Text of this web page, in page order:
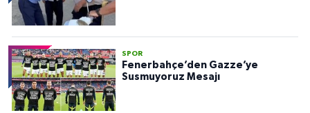
SPOR
Fenerbahçe’den Gazze’ye
Susmuyoruz Mesajı